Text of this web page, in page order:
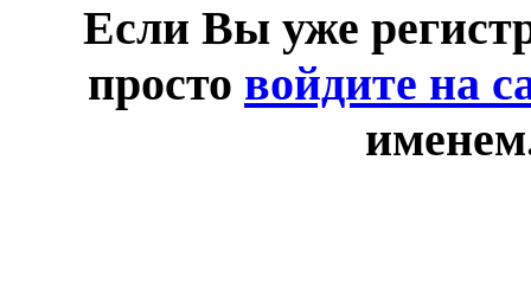
Если Вы уже
просто войдите на